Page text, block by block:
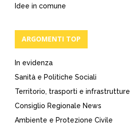
Idee in comune
ARGOMENTI TOP
In evidenza
Sanità e Politiche Sociali
Territorio, trasporti e infrastrutture
Consiglio Regionale News
Ambiente e Protezione Civile